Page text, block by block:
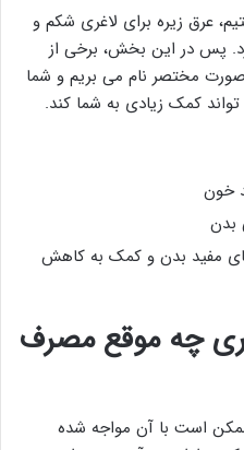
عرق زیره برای لاغری شکم و
پس در این بخش، برخی از
مختصر نام می بریم و شما
کمک زیادی به شما کند.
خون
بدن
مفید بدن و کمک به کاهش
چه موقع مصرف
است با آن مواجه شده